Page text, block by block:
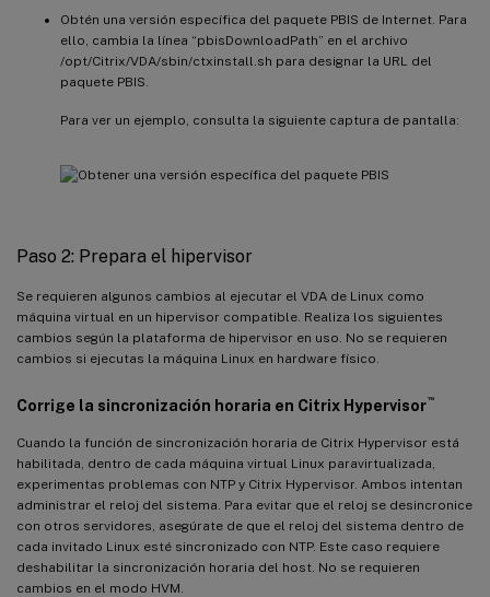
Obtén una versión específica del paquete PBIS de Internet. Para
ello, cambia la línea “pbisDownloadPath” en el archivo
/opt/Citrix/VDA/sbin/ctxinstall.sh para designar la URL del
paquete PBIS.
Para ver un ejemplo, consulta la siguiente captura de pantalla:
Paso 2: Prepara el hipervisor
Se requieren algunos cambios al ejecutar el VDA de Linux como
máquina virtual en un hipervisor compatible. Realiza los siguientes
cambios según la plataforma de hipervisor en uso. No se requieren
cambios si ejecutas la máquina Linux en hardware físico.
Corrige la sincronización horaria en Citrix Hypervisor™
Cuando la función de sincronización horaria de Citrix Hypervisor está
habilitada, dentro de cada máquina virtual Linux paravirtualizada,
experimentas problemas con NTP y Citrix Hypervisor. Ambos intentan
administrar el reloj del sistema. Para evitar que el reloj se desincronice
con otros servidores, asegúrate de que el reloj del sistema dentro de
cada invitado Linux esté sincronizado con NTP. Este caso requiere
deshabilitar la sincronización horaria del host. No se requieren
cambios en el modo HVM.